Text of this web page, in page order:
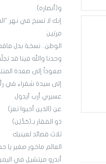
و(أنصاره)
إنك لا تسبح في نهر
مرتين
الوطن.. نسخة بدل
وحدنا والله فينا قد
صعوداً إلى صعدة
إلى سيدة شقراء في
عسيري أرب آيدول
عن (الذين أحبوا تعز)
ذو الفقار بـ(حَدَّيْن)
ثلاث قصائد لعينيك
العالم ماخور صغير يا
أندرو ميتشيل في